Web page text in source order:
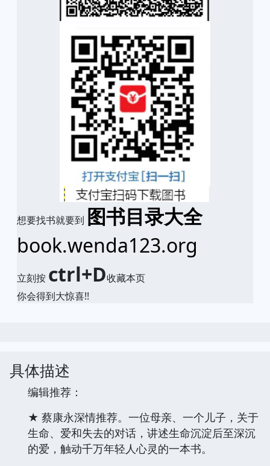
想要找书就要到 图书目录大全
book.wenda123.org
立刻按 ctrl+D收藏本页
你会得到大惊喜!!
具体描述
编辑推荐：
★ 蔡康永深情推荐。一位母亲、一个儿子，关于
生命、爱和失去的对话，讲述生命沉淀后至深沉
的爱，触动千万年轻人心灵的一本书。